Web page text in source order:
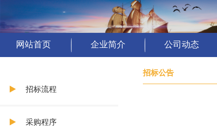
网站首页 企业简介 公司动态
招标流程
采购程序
招标公告